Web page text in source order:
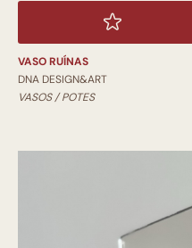
VASO RUÍNAS
DNA DESIGN&ART
VASOS / POTES